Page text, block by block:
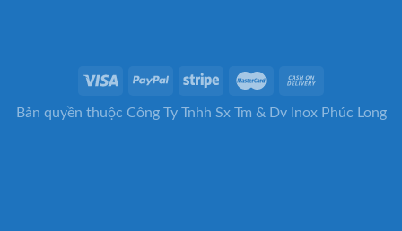
Bản quyền thuộc Công Ty Tnhh Sx Tm & Dv Inox Phúc Long